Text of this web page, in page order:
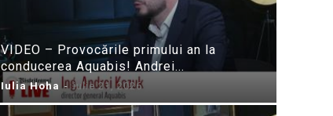
VIDEO – Provocările primului an la
conducerea Aquabis! Andrei...
Iulia Hoha - iulie 21, 2026